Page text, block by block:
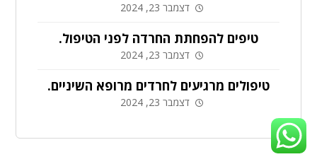
דצמבר 23, 2024
טיפים להפחתת החרדה לפני הטיפול.
דצמבר 23, 2024
טיפולים מרגיעים לחרדים מרופא השיניים.
דצמבר 23, 2024